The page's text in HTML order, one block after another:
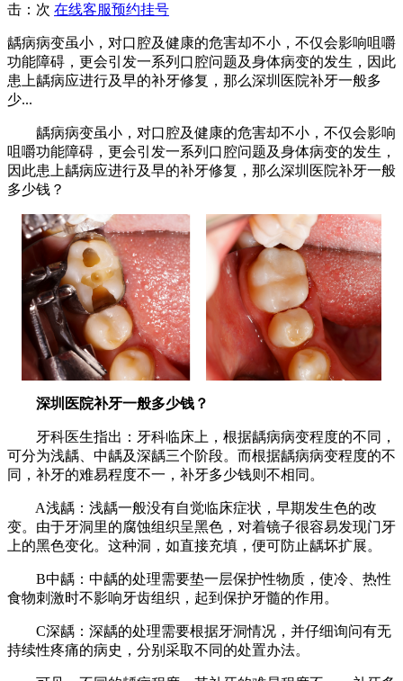
击： 次 在线客服预约挂号
龋病病变虽小，对口腔及健康的危害却不小，不仅会影响咀嚼
功能障碍，更会引发一系列口腔问题及身体病变的发生，因此
患上龋病应进行及早的补牙修复，那么深圳医院补牙一般多
少...
龋病病变虽小，对口腔及健康的危害却不小，不仅会影响
咀嚼功能障碍，更会引发一系列口腔问题及身体病变的发生，
因此患上龋病应进行及早的补牙修复，那么深圳医院补牙一般
多少钱？
深圳医院补牙一般多少钱？
牙科医生指出：牙科临床上，根据龋病病变程度的不同，
可分为浅龋、中龋及深龋三个阶段。而根据龋病病变程度的不
同，补牙的难易程度不一，补牙多少钱则不相同。
A浅龋：浅龋一般没有自觉临床症状，早期发生色的改
变。由于牙洞里的腐蚀组织呈黑色，对着镜子很容易发现门牙
上的黑色变化。这种洞，如直接充填，便可防止龋坏扩展。
B中龋：中龋的处理需要垫一层保护性物质，使冷、热性
食物刺激时不影响牙齿组织，起到保护牙髓的作用。
C深龋：深龋的处理需要根据牙洞情况，并仔细询问有无
持续性疼痛的病史，分别采取不同的处置办法。